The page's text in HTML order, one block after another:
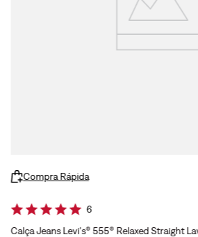
Compra Rápida
6
Calça Jeans Levi's® 555® Relaxed Straight